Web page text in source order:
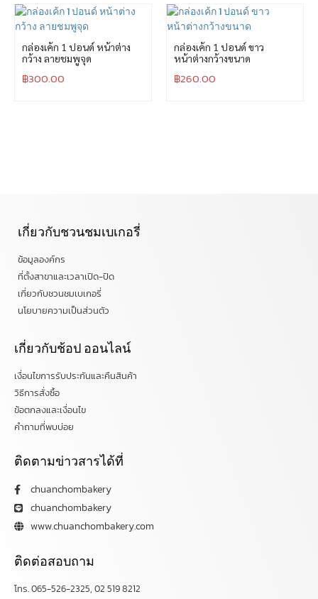
กล่องเค้ก 1 ปอนด์ หน้าต่าง
กว้าง ลายชมพูจุด
฿300.00
กล่องเค้ก 1 ปอนด์ ขาว
หน้าต่างกว้างขนาด
฿260.00
เกี่ยวกับชวนชมเบเกอรี่
ข้อมูลองค์กร
ที่ตั้งสาขาและเวลาเปิด-ปิด
เกี่ยวกับชวนชมเบเกอรี่
นโยบายความเป็นส่วนตัว
เกี่ยวกับช้อป ออนไลน์
เงื่อนไขการรับประกันและคืนสินค้า
วิธีการสั่งซื้อ
ข้อตกลงและเงื่อนไข
คำถามที่พบบ่อย
ติดตามข่าวสารได้ที่
chuanchombakery
chuanchombakery
www.chuanchombakery.com
ติดต่อสอบถาม
โทร. 065-526-2325, 02 519 8212